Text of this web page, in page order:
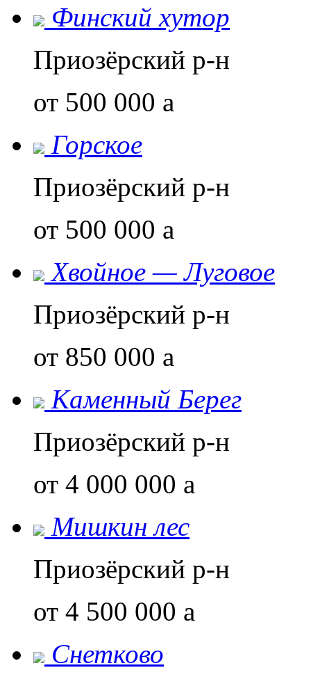
Финский хутор
Приозёрский р-н
от 500 000 a
Горское
Приозёрский р-н
от 500 000 a
Хвойное — Луговое
Приозёрский р-н
от 850 000 a
Каменный Берег
Приозёрский р-н
от 4 000 000 a
Мишкин лес
Приозёрский р-н
от 4 500 000 a
Снетково